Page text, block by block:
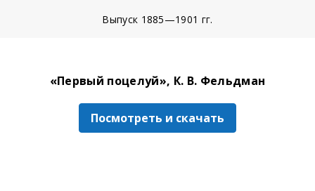
Выпуск 1885—1901 гг.
«Первый поцелуй», К. В. Фельдман
Посмотреть и скачать